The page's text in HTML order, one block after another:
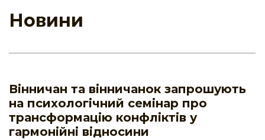
Новини
Вінничан та вінничанок запрошують
на психологічний семінар про
трансформацію конфліктів у
гармонійні відносини